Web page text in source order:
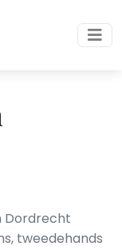
Dordrecht
tweedehands